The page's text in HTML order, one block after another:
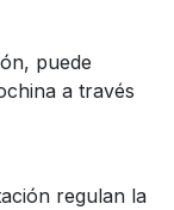
puede
a través
regulan la